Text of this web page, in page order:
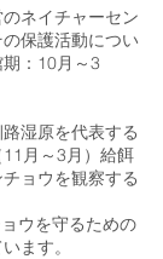
のネイチャーセン
保護活動につい
：10月～3
湿原を代表する
月～3月）給餌
ョウを観察する
ウを守るための
ます。